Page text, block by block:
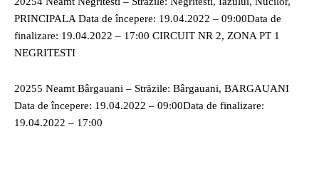
PRINCIPALA Data de începere: 19.04.2022 – 09:00Data de
finalizare: 19.04.2022 – 17:00 CIRCUIT NR 2, ZONA PT 1
NEGRITESTI
20255 Neamt Bârgauani – Străzile: Bârgauani, BARGAUANI
Data de începere: 19.04.2022 – 09:00Data de finalizare:
19.04.2022 – 17:00